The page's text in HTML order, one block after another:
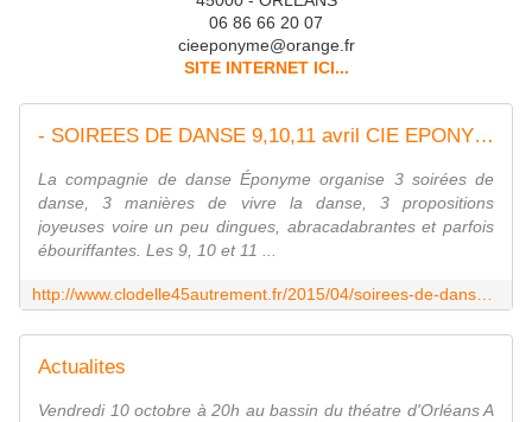
06 86 66 20 07
cieeponyme@orange.fr
SITE INTERNET ICI...
- SOIREES DE DANSE 9,10,11 avril CIE EPONYME ORLEANS Maison des arts et de la musique - VIVRE AUTREMENT VOS LOISIRS avec Clodelle
La compagnie de danse Éponyme organise 3 soirées de
danse, 3 manières de vivre la danse, 3 propositions
joyeuses voire un peu dingues, abracadabrantes et parfois
ébouriffantes. Les 9, 10 et 11 ...
Actualites
Vendredi 10 octobre à 20h au bassin du théatre d'Orléans A